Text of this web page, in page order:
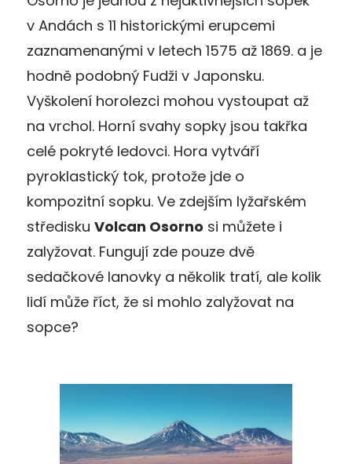
v Andách s 11 historickými erupcemi
zaznamenanými v letech 1575 až 1869. a je
hodně podobný Fudži v Japonsku.
Vyškolení horolezci mohou vystoupat až
na vrchol. Horní svahy sopky jsou takřka
celé pokryté ledovci. Hora vytváří
pyroklastický tok, protože jde o
kompozitní sopku. Ve zdejším lyžařském
středisku Volcan Osorno si můžete i
zalyžovat. Fungují zde pouze dvě
sedačkové lanovky a několik tratí, ale kolik
lidí může říct, že si mohlo zalyžovat na
sopce?